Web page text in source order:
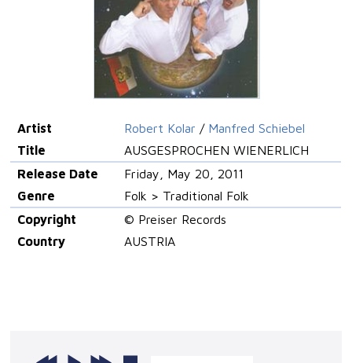
Artist Robert Kolar / Manfred Schiebel
Title
AUSGESPROCHEN WIENERLICH
Release Date
Friday, May 20, 2011
Genre
Folk > Traditional Folk
Copyright
© Preiser Records
Country
AUSTRIA